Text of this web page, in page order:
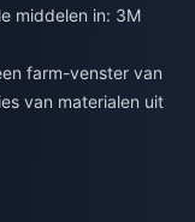
middelen in: 3M
farm-venster van
van materialen uit